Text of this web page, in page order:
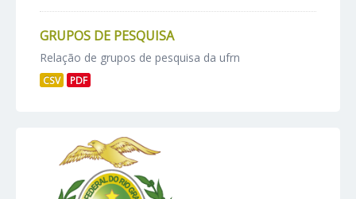
GRUPOS DE PESQUISA
Relação de grupos de pesquisa da ufrn
CSV PDF